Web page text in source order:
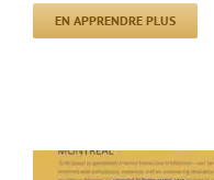
EN APPRENDRE PLUS